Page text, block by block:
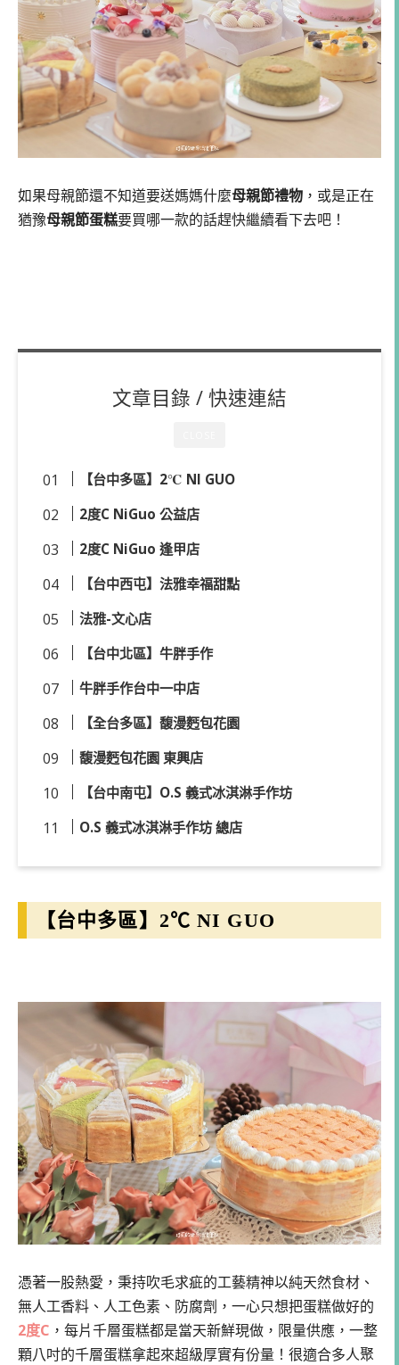
如果母親節還不知道要送媽媽什麼母親節禮物 ，或是正在
猶豫母親節蛋糕要買哪一款的話趕快繼續看下去吧！
文章目錄 / 快速連結
【台中多區】2℃ NI GUO
2度C NiGuo 公益店
2度C NiGuo 逢甲店
【台中西屯】法雅幸福甜點
法雅-文心店
【台中北區】牛胖手作
牛胖手作台中一中店
【全台多區】馥漫麫包花園
馥漫麫包花園 東興店
【台中南屯】O.S 義式冰淇淋手作坊
O.S 義式冰淇淋手作坊 總店
【台中多區】2℃ NI GUO
憑著一股熱愛，秉持吹毛求疵的工藝精神以純天然食材、
無人工香料、人工色素、防腐劑，一心只想把蛋糕做好的
2度C ，每片千層蛋糕都是當天新鮮現做，限量供應，一整
顆八吋的千層蛋糕拿起來超級厚實有份量！很適合多人聚